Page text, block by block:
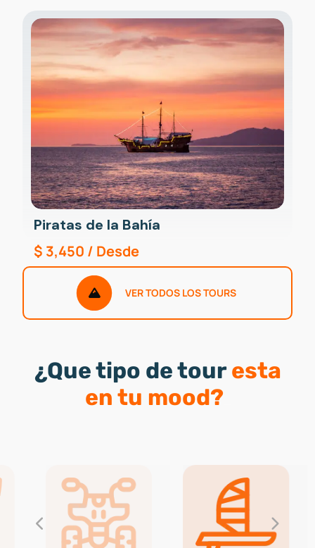
Piratas de la Bahía
$ 3,450 / Desde
VER TODOS LOS TOURS
¿Que tipo de touresta
en tu mood?